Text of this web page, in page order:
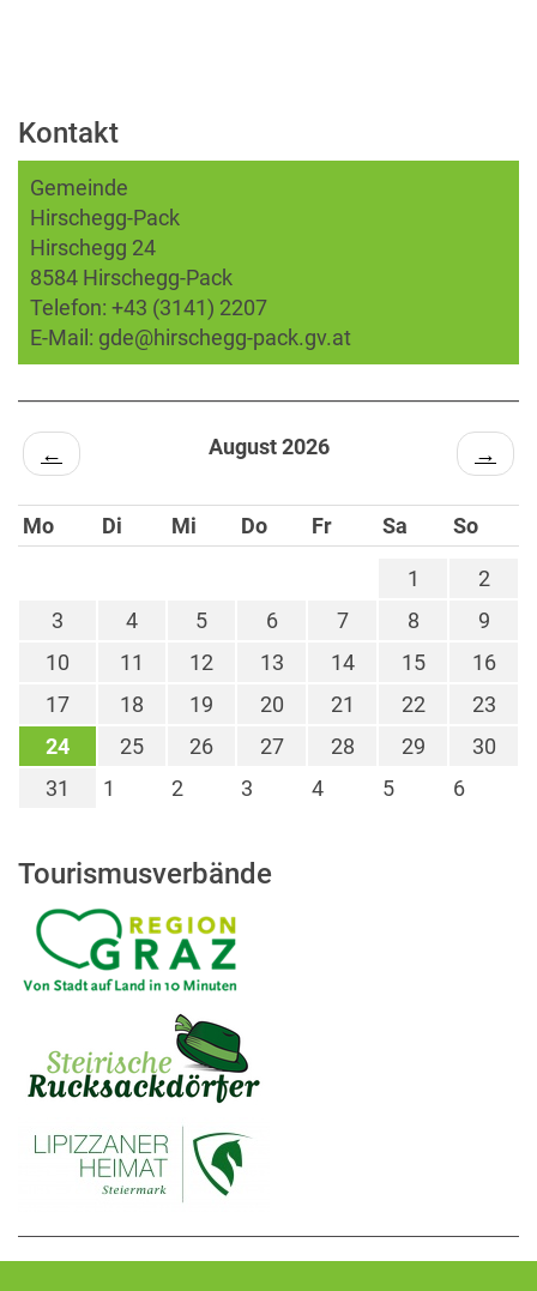
Kontakt
Gemeinde
Hirschegg-Pack
Hirschegg 24
8584 Hirschegg-Pack
Telefon: +43 (3141) 2207
E-Mail: gde@hirschegg-pack.gv.at
← August 2026 →
Mo Di Mi Do Fr Sa So
1
2
3
4 5 6 7 8
9
10
11 12 13 14 15
16
17
18 19 20 21 22
23
24
25 26 27 28 29
30
31
1 2 3 4 5 6
Tourismusverbände